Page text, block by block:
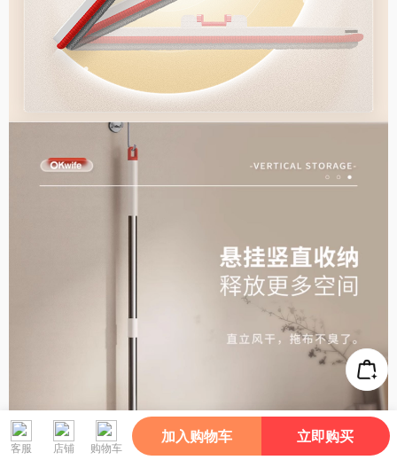
客服 店铺 购物车
加入购物车 立即购买